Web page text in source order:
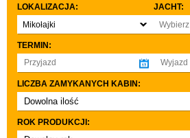
LOKALIZACJA:
Mikołajki
JACHT:
Wybierz
TERMIN:
LICZBA ZAMYKANYCH KABIN:
Dowolna ilość
co najmniej 1
co najmniej 2
ROK PRODUKCJI: